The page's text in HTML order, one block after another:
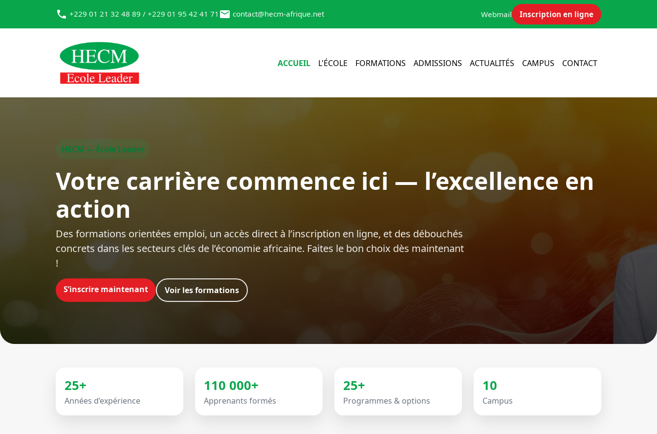
+229 01 21 32 48 89 / +229 01 95 42 41 71 contact@hecm-afrique.net Webmail Inscription en ligne
ACCUEIL L'ÉCOLE FORMATIONS ADMISSIONS ACTUALITÉS CAMPUS CONTACT
HECM — École Leader
Votre carrière commence ici — l’excellence en
action
Des formations orientées emploi‍, un accès direct à l’inscription en ligne, et des débouchés
concrets dans les secteurs clés de l’économie africaine. Faites le bon choix dès maintenant
!
S’inscrire maintenant Voir les formations
25+
Années d’expérience
110 000+
Apprenants formés
25+
Programmes & options
10
Campus